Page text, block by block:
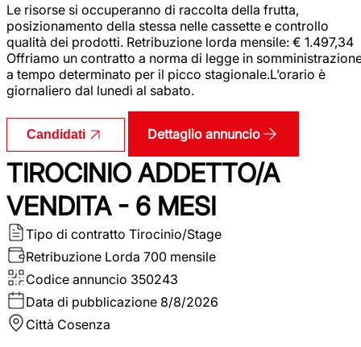
Le risorse si occuperanno di raccolta della frutta,
posizionamento della stessa nelle cassette e controllo
qualità dei prodotti. Retribuzione lorda mensile: € 1.497,34
Offriamo un contratto a norma di legge in
a tempo determinato per il picco stagionale.L’orario è
giornaliero dal lunedì al sabato.
Candidati Dettaglio annuncio
TIROCINIO ADDETTO/A
VENDITA - 6 MESI
Tipo di contratto Tirocinio/Stage
Retribuzione Lorda 700 mensile
Codice annuncio 350243
Data di pubblicazione 8/8/2026
Città Cosenza